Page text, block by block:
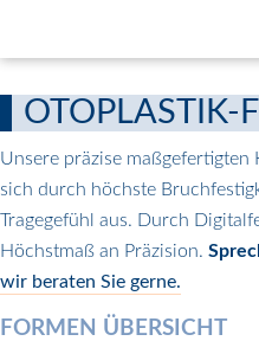
OTOPLASTIK-
Unsere präzise
sich durch höchste
Tragegefühl aus. Durch
Höchstmaß an Präzision.
wir beraten Sie gerne.
FORMEN ÜBERSICHT